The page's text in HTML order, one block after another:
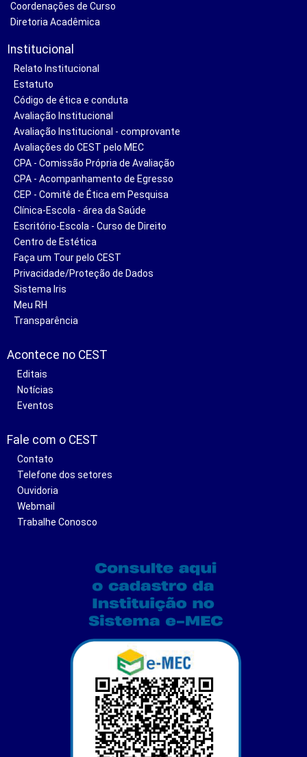
Coordenações de Curso
Diretoria Acadêmica
Institucional
Relato Institucional
Estatuto
Código de ética e conduta
Avaliação Institucional
Avaliação Institucional - comprovante
Avaliações do CEST pelo MEC
CPA - Comissão Própria de Avaliação
CPA - Acompanhamento de Egresso
CEP - Comitê de Ética em Pesquisa
Clínica-Escola - área da Saúde
Escritório-Escola - Curso de Direito
Centro de Estética
Faça um Tour pelo CEST
Privacidade/Proteção de Dados
Sistema Iris
Meu RH
Transparência
Acontece no CEST
Editais
Notícias
Eventos
Fale com o CEST
Contato
Telefone dos setores
Ouvidoria
Webmail
Trabalhe Conosco